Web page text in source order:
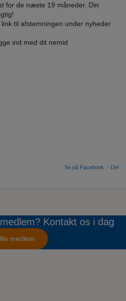
for de næste 19 måneder. Din
til afstemningen under nyheder
ind med dit nemid
Se på Facebook · Del
Kontakt os i dag
medlem